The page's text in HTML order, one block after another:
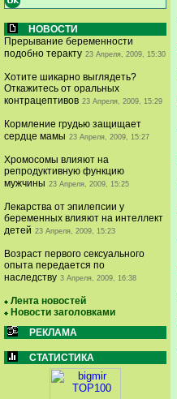
НОВОСТИ
Прерывание беременности
подобно теракту 23 Апреля, 2009, 15:30
Хотите шикарно выглядеть?
Откажитесь от оральных
контрацептивов 23 Апреля, 2009, 15:29
Кормление грудью защищает
сердце мамы 23 Апреля, 2009, 15:27
Хромосомы влияют на
репродуктивную функцию
мужчины 23 Апреля, 2009, 15:25
Лекарства от эпилепсии у
беременных влияют на интеллект
детей 23 Апреля, 2009, 15:23
Возраст первого сексуального
опыта передается по
наследству 3 Апреля, 2009, 16:38
Лента новостей
Новости заголовками
РЕКЛАМА
СТАТИСТИКА